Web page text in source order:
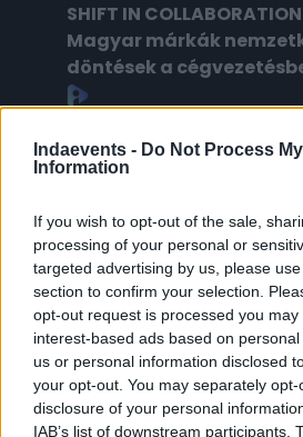
Indaevents - Do Not Process
Information
If you wish to opt-out of the sale,
processing of your personal or
targeted advertising by us, please
section to confirm your selection.
opt-out request is processed you may
interest-based ads based on
us or personal information disclosed
your opt-out. You may separately
disclosure of your personal
IAB’s list of downstream participants.
SHIFT IN COLLABORATION
Magyar márkák
döntések a
Arany